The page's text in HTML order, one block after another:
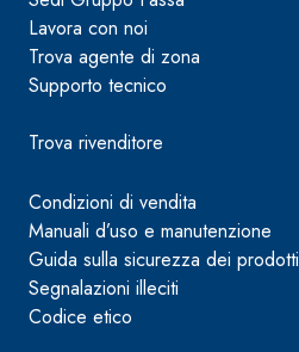
Lavora con noi
Trova agente di zona
Supporto tecnico
Trova rivenditore
Condizioni di vendita
Manuali d’uso e manutenzione
Guida sulla sicurezza dei prodotti
Segnalazioni illeciti
Codice etico